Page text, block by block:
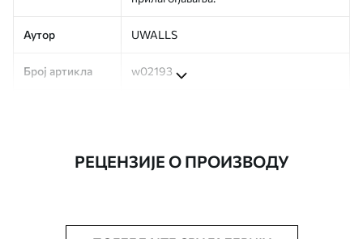
Аутор UWALLS
Број артикла w02193
РЕЦЕНЗИЈЕ О ПРОИЗВОДУ